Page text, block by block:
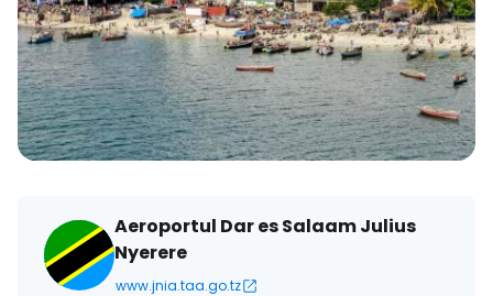
Aeroportul Dar es Salaam Julius
Nyerere
www.jnia.taa.go.tz